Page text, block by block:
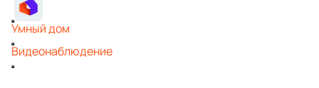
Умный дом
Видеонаблюдение